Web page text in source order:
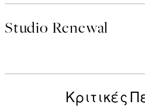
Studio Renewal
Κριτικές